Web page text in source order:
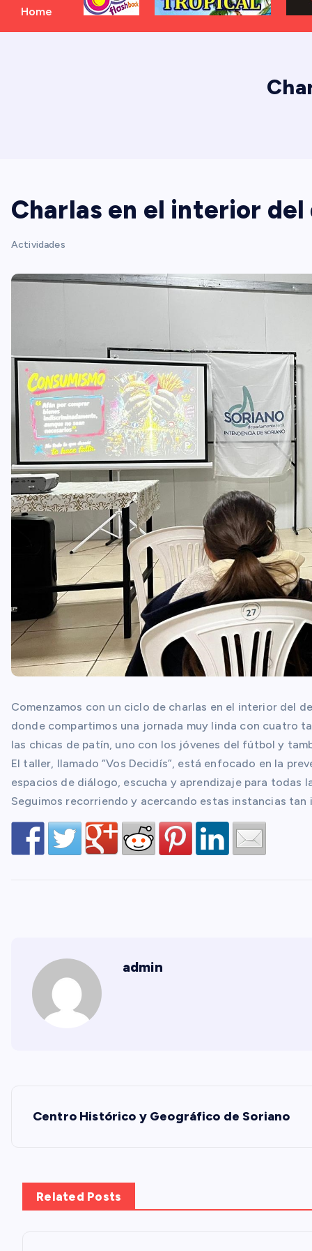
Home
Charlas en el interior
Actividades
Comenzamos con un ciclo de charlas en el interior del
donde compartimos una jornada muy linda con cuatro
las chicas de patín, uno con los jóvenes del fútbol y
El taller, llamado “Vos Decidís”, está enfocado en la
espacios de diálogo, escucha y aprendizaje para todas
Seguimos recorriendo y acercando estas instancias tan
admin
N
v
e
Centro Histórico y Geográfico de Soriano
Related Posts